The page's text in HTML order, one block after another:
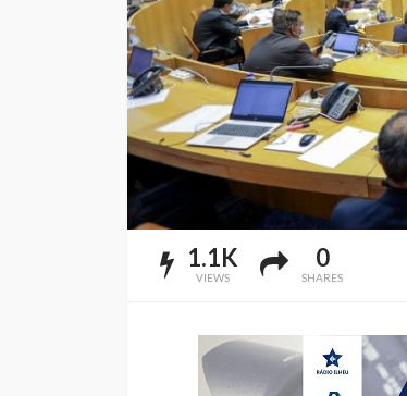
1.1K
VIEWS
0
SHARES